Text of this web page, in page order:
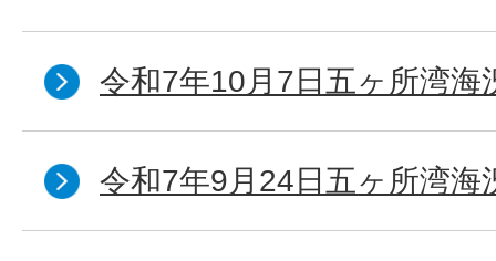
令和7年10月7日五ヶ所湾海
令和7年9月24日五ヶ所湾海